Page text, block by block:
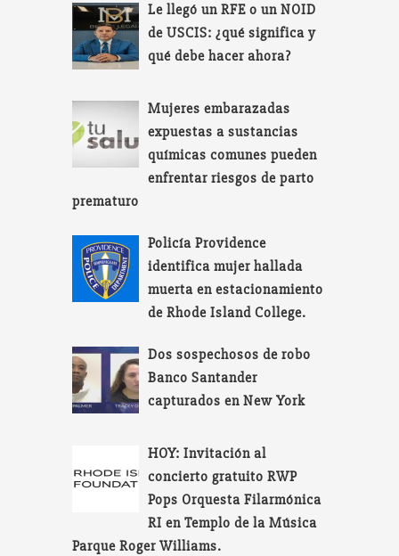
Le llegó un RFE o un NOID
de USCIS: ¿qué significa y
qué debe hacer ahora?
Mujeres embarazadas
expuestas a sustancias
químicas comunes pueden
enfrentar riesgos de parto
prematuro
Policía Providence
identifica mujer hallada
muerta en estacionamiento
de Rhode Island College.
Dos sospechosos de robo
Banco Santander
capturados en New York
HOY: Invitación al
concierto gratuito RWP
Pops Orquesta Filarmónica
RI en Templo de la Música
Parque Roger Williams.